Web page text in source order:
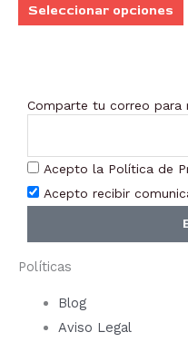
Seleccionar opciones
Comparte tu correo para
Acepto la Política de
Acepto recibir
Políticas
Blog
Aviso Legal